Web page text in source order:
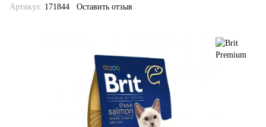
Артикул: 171844 Оставить отзыв